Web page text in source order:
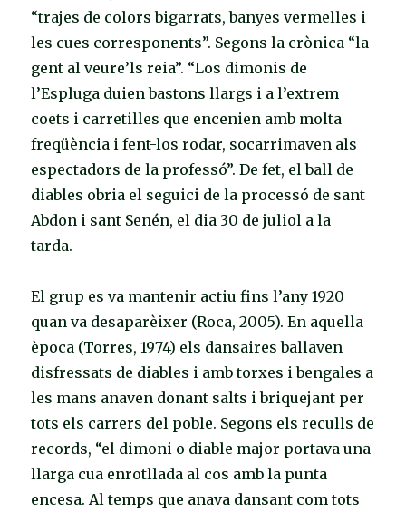
“trajes de colors bigarrats, banyes vermelles i
les cues corresponents”. Segons la crònica “la
gent al veure’ls reia”. “Los dimonis de
l’Espluga duien bastons llargs i a l’extrem
coets i carretilles que encenien amb molta
freqüència i fent-los rodar, socarrimaven als
espectadors de la professó”. De fet, el ball de
diables obria el seguici de la processó de sant
Abdon i sant Senén, el dia 30 de juliol a la
tarda.
El grup es va mantenir actiu fins l’any 1920
quan va desaparèixer (Roca, 2005). En aquella
època (Torres, 1974) els dansaires ballaven
disfressats de diables i amb torxes i bengales a
les mans anaven donant salts i briquejant per
tots els carrers del poble. Segons els reculls de
records, “el dimoni o diable major portava una
llarga cua enrotllada al cos amb la punta
encesa. Al temps que anava dansant com tots